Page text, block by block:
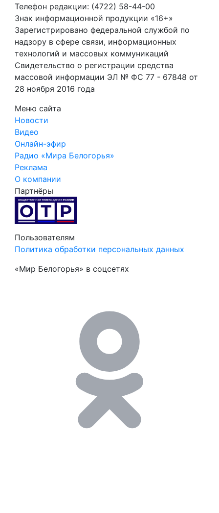
Телефон редакции: (4722) 58-44-00
Знак информационной продукции «16+»
Зарегистрировано федеральной службой по
надзору в сфере связи, информационных
технологий и массовых коммуникаций
Свидетельство о регистрации средства
массовой информации ЭЛ № ФС 77 - 67848 от
28 ноября 2016 года
Меню сайта
Новости
Видео
Онлайн-эфир
Радио «Мира Белогорья»
Реклама
О компании
Партнёры
Пользователям
Политика обработки персональных данных
«Мир Белогорья» в соцсетях